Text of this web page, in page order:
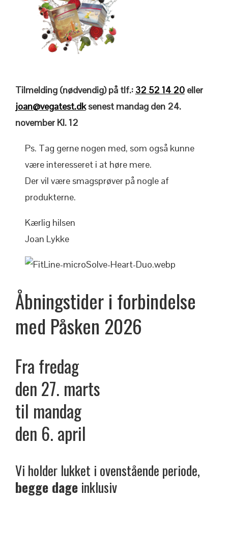
Tilmelding (nødvendig) på tlf.: 32 52 14 20eller
joan@vegatest.dksenest mandag den 24.
november Kl. 12
Ps. Tag gerne nogen med, som også kunne
være interesseret i at høre mere.
Der vil være smagsprøver på nogle af
produkterne.
Kærlig hilsen
Joan Lykke
Åbningstider i forbindelse
med Påsken 2026
Fra fredag
den 27. marts
til mandag
den 6. april
Vi holder lukket i ovenstående periode,
begge dageinklusiv